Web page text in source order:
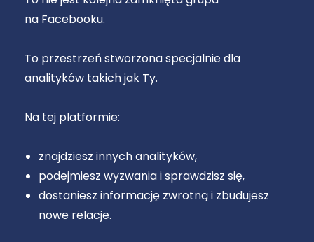
na Facebooku.
To przestrzeń stworzona specjalnie dla
analityków takich jak Ty.
Na tej platformie:
znajdziesz innych analityków,
podejmiesz wyzwania i sprawdzisz się,
dostaniesz informację zwrotną i zbudujesz
nowe relacje.